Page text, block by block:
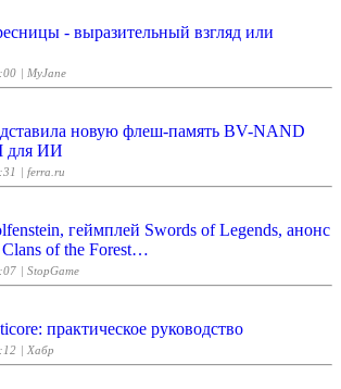
- выразительный взгляд или
| MyJane
новую флеш-память BV-NAND
для ИИ
| ferra.ru
геймплей Swords of Legends, анонс
of the Forest…
| StopGame
практическое руководство
| Хабр